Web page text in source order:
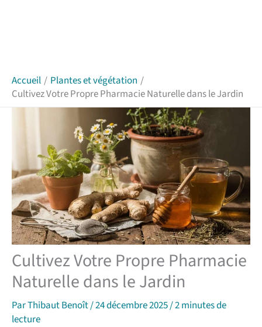
Accueil
Plantes et végétation
Cultivez Votre Propre Pharmacie Naturelle dans le Jardin
Cultivez Votre Propre Pharmacie
Naturelle dans le Jardin
ParThibaut Benoît/24 décembre 2025/2 minutes de
lecture